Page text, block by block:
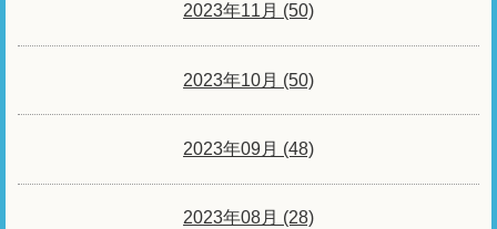
2023年11月 (50)
2023年10月 (50)
2023年09月 (48)
2023年08月 (28)